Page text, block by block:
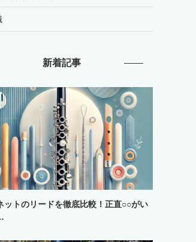
新着記事
ットのリードを徹底比較！正直○○がい